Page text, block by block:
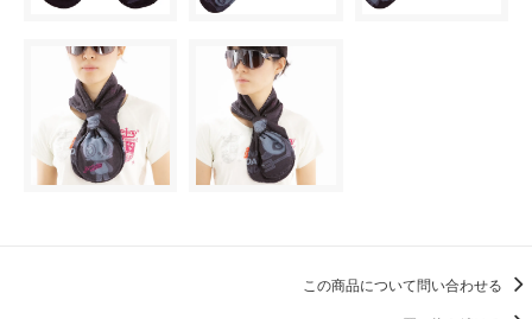
この商品について問い合わせる